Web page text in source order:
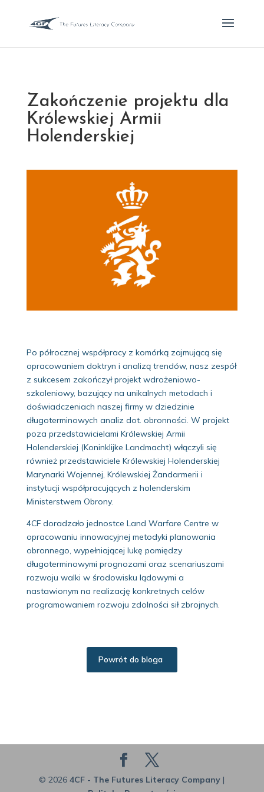
Zakończenie projektu dla
Królewskiej Armii
Holenderskiej
Po półrocznej współpracy z komórką zajmującą się
opracowaniem doktryn i analizą trendów, nasz zespół
z sukcesem zakończył projekt wdrożeniowo-
szkoleniowy, bazujący na unikalnych metodach i
doświadczeniach naszej firmy w dziedzinie
długoterminowych analiz dot. obronności. W projekt
poza przedstawicielami Królewskiej Armii
Holenderskiej (Koninklijke Landmacht) włączyli się
również przedstawiciele Królewskiej Holenderskiej
Marynarki Wojennej, Królewskiej Żandarmerii i
instytucji współpracujących z holenderskim
Ministerstwem Obrony.
4CF doradzało jednostce Land Warfare Centre w
opracowaniu innowacyjnej metodyki planowania
obronnego, wypełniającej lukę pomiędzy
długoterminowymi prognozami oraz scenariuszami
rozwoju walki w środowisku lądowymi a
nastawionym na realizację konkretnych celów
programowaniem rozwoju zdolności sił zbrojnych.
Powrót do bloga
© 2026 4CF - The Futures Literacy Company|